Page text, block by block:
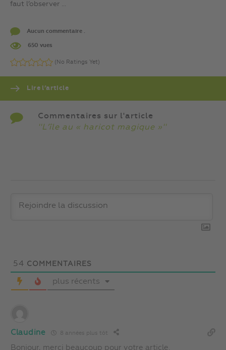
faut l’observer ...
Aucun commentaire .
650 vues
(No Ratings Yet)
Lire l’article
Commentaires sur l'article
''L’île au « haricot magique »''
54 COMMENTAIRES
plus récents
Claudine 8 années plus tôt
Bonjour, merci beaucoup pour votre article.